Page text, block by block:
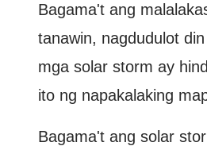
Bagama't ang
tanawin, nagdudulot
mga solar storm ay
ito ng napakalaking
Bagama't ang solar